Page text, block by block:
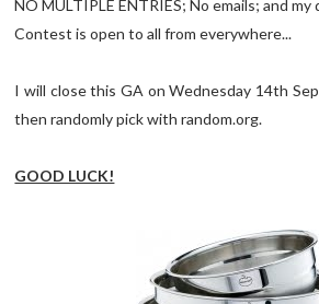
NO MULTIPLE ENTRIES; No emails; and my
Contest is open to all from everywhere...
I will close this GA on Wednesday 14th
then randomly pick with random.org.
GOOD LUCK!